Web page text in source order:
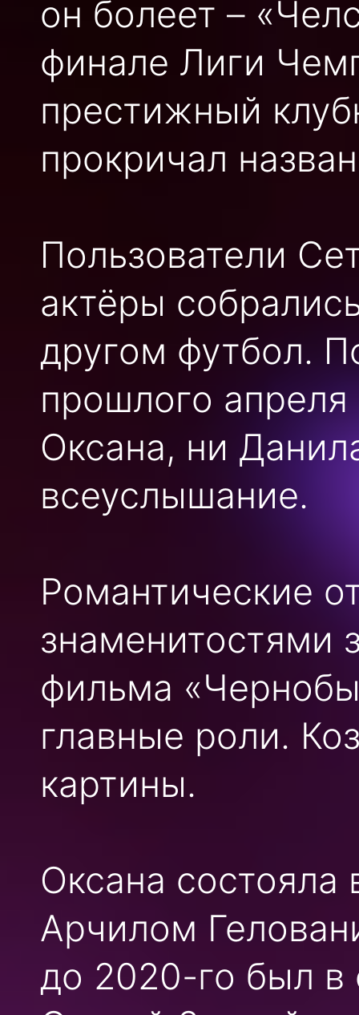
он болеет –
финале Лиги
престижный
прокричал
Пользователи
актёры
другом футбол.
прошлого
Оксана, ни
всеуслышание.
Романтические
знаменитостями
фильма
главные роли.
картины.
Оксана
Арчилом
до 2020-го был в